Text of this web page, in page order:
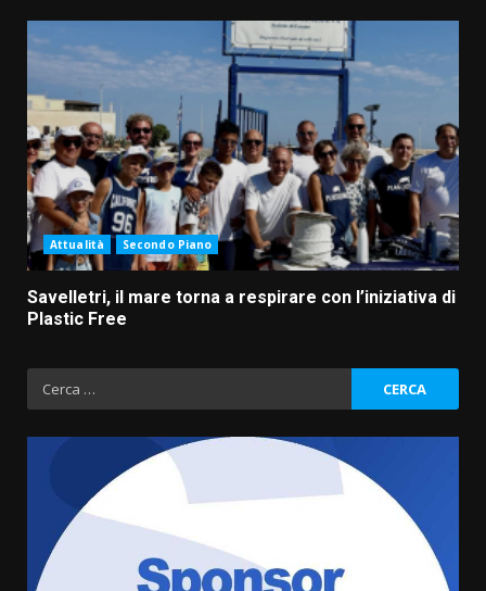
Attualità Secondo Piano
Savelletri, il mare torna a respirare con l’iniziativa di
Plastic Free
Ricerca
per:
3
La magia del Minareto e la prima
assoluta de “L’Albergo
6 Agosto 2026 06:15